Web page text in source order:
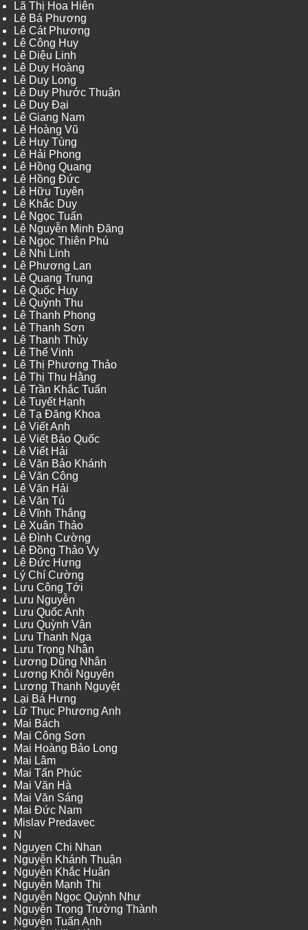
Lã Thị Hoa Hiên
Lê Bá Phương
Lê Cát Phương
Lê Công Huy
Lê Diệu Linh
Lê Duy Hoàng
Lê Duy Long
Lê Duy Phước Thuận
Lê Duy Đại
Lê Giang Nam
Lê Hoàng Vũ
Lê Huy Tùng
Lê Hải Phong
Lê Hồng Quang
Lê Hồng Đức
Lê Hữu Tuyên
Lê Khắc Duy
Lê Ngọc Tuấn
Lê Nguyễn Minh Đăng
Lê Ngọc Thiên Phú
Lê Nhi Linh
Lê Phương Lan
Lê Quang Trung
Lê Quốc Huy
Lê Quỳnh Thu
Lê Thanh Phong
Lê Thanh Sơn
Lê Thanh Thủy
Lê Thế Vinh
Lê Thị Phương Thảo
Lê Thị Thu Hằng
Lê Trần Khắc Tuấn
Lê Tuyết Hạnh
Lê Tạ Đăng Khoa
Lê Viết Anh
Lê Viết Bảo Quốc
Lê Viết Hải
Lê Văn Bảo Khánh
Lê Văn Công
Lê Văn Hải
Lê Văn Tú
Lê Vĩnh Thắng
Lê Xuân Thảo
Lê Đình Cường
Lê Đồng Thảo Vy
Lê Đức Hưng
Lý Chí Cường
Lưu Công Tới
Lưu Nguyễn
Lưu Quốc Anh
Lưu Quỳnh Vân
Lưu Thanh Nga
Lưu Trọng Nhân
Lương Dũng Nhân
Lương Khôi Nguyên
Lương Thanh Nguyệt
Lại Bá Hưng
Lữ Thục Phương Anh
Mai Bách
Mai Công Sơn
Mai Hoàng Bảo Long
Mai Lâm
Mai Tấn Phúc
Mai Văn Hà
Mai Văn Sáng
Mai Đức Nam
Mislav Predavec
N
Nguyen Chi Nhan
Nguyễn Khánh Thuận
Nguyễn Khắc Huân
Nguyễn Mạnh Thi
Nguyễn Ngọc Quỳnh Như
Nguyễn Trọng Trường Thành
Nguyễn Tuấn Anh